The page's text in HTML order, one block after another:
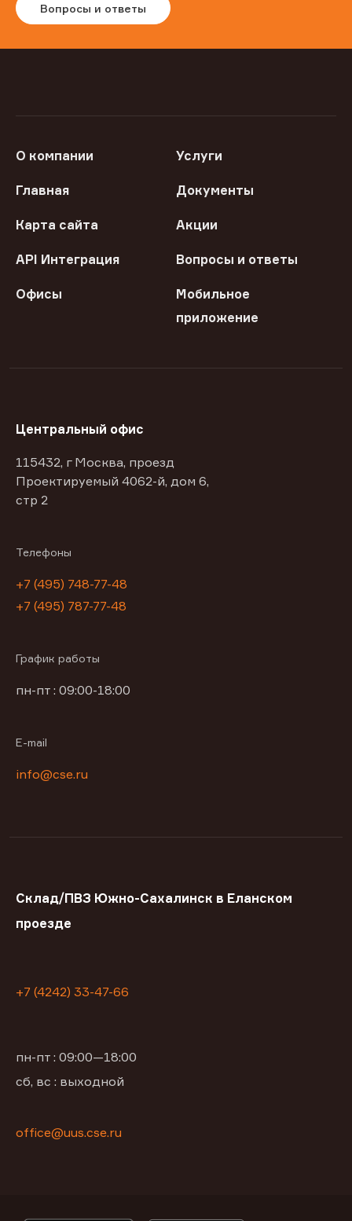
Вопросы и ответы
О компании Услуги
Главная Документы
Карта сайта Акции
API Интеграция Вопросы и ответы
Офисы
Мобильное
приложение
Центральный офис
115432, г Москва, проезд
Проектируемый 4062-й, дом 6,
стр 2
Телефоны
+7 (495) 748-77-48
+7 (495) 787-77-48
График работы
пн-пт : 09:00-18:00
E-mail
info@cse.ru
Склад/ПВЗ Южно-Сахалинск в Еланском
проезде
+7 (4242) 33-47-66
пн-пт : 09:00—18:00
сб, вс : выходной
office@uus.cse.ru